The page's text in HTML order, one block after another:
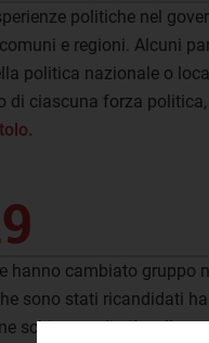
politiche nel
e regioni. Alcuni
politica nazionale o
di ciascuna forza
hanno cambiato gruppo
sono stati ricandidati
schierano di più nelle